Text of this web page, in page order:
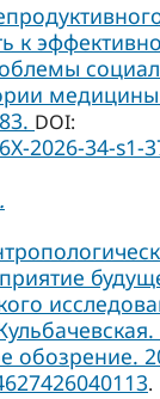
к
DOI:
2026-34-s1-
обозрение.
.